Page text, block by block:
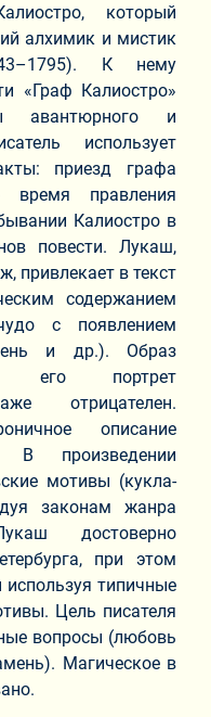
который
алхимик и мистик
К нему
«Граф Калиостро»
авантюрного и
использует
приезд графа
правления
Калиостро в
повести. Лукаш,
привлекает в текст
содержанием
с появлением
и др.). Образ
его портрет
отрицателен.
описание
В произведении
мотивы (кукла-
законам жанра
достоверно
при этом
типичные
Цель писателя
вопросы (любовь
Магическое в